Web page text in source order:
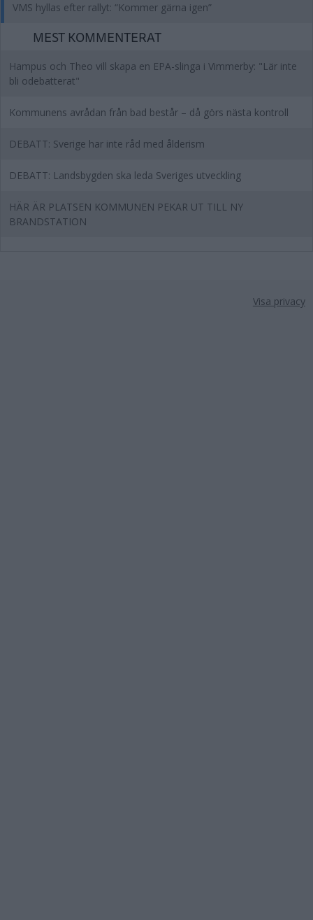
VMS hyllas efter rallyt: “Kommer gärna igen”
MEST KOMMENTERAT
Hampus och Theo vill skapa en EPA-slinga i Vimmerby: "Lär inte
bli odebatterat"
Kommunens avrådan från bad består – då görs nästa kontroll
DEBATT: Sverige har inte råd med ålderism
DEBATT: Landsbygden ska leda Sveriges utveckling
HÄR ÄR PLATSEN KOMMUNEN PEKAR UT TILL NY
BRANDSTATION
Visa privacy